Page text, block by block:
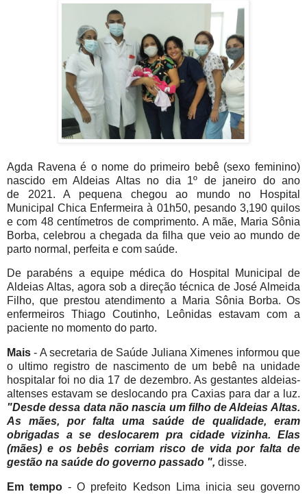
Agda Ravena é o nome do primeiro bebê (sexo feminino)
nascido em Aldeias Altas no dia 1º de janeiro do ano
de 2021. A pequena chegou ao mundo no
Hospital
Municipal Chica Enfermeira à 01h50, pesando 3,190 quilos
e com 48 centímetros de comprimento. A mãe, Maria Sônia
Borba, celebrou a chegada da filha que veio ao mundo de
parto normal, perfeita e com saúde.
De parabéns a equipe médica do Hospital Municipal de
Aldeias Altas, agora sob a direção técnica de José Almeida
Filho, que prestou atendimento a Maria Sônia Borba. Os
enfermeiros Thiago Coutinho, Leônidas estavam com a
paciente no momento do parto.
Mais - A secretaria de Saúde Juliana Ximenes informou que
o ultimo registro de nascimento de um bebê na unidade
hospitalar foi no dia 17 de dezembro. As gestantes aldeias-
altenses estavam se deslocando pra Caxias para dar a luz.
"Desde dessa data não nascia um filho de Aldeias Altas.
As mães, por falta uma saúde de qualidade, eram
obrigadas a se deslocarem pra cidade vizinha. Elas
(mães) e os bebês corriam risco de vida por falta de
gestão na saúde do governo passado ", disse.
Em tempo - O prefeito Kedson Lima inicia seu governo